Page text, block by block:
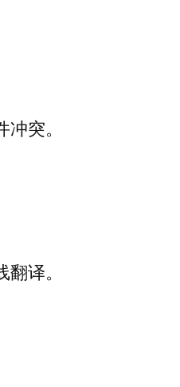
突。
译。